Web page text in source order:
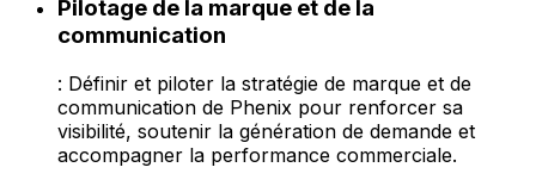
Pilotage de la marque et de la
communication
: Définir et piloter la stratégie de marque et de
communication de Phenix pour renforcer sa
visibilité, soutenir la génération de demande et
accompagner la performance commerciale.